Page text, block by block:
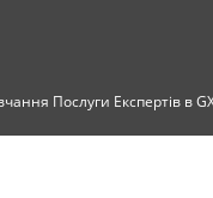
Послуги Експертів в